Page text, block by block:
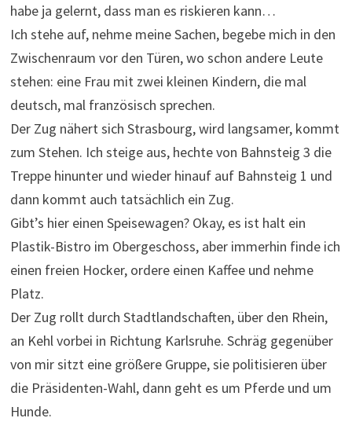
habe ja gelernt, dass man es riskieren kann…
Ich stehe auf, nehme meine Sachen, begebe mich in den
Zwischenraum vor den Türen, wo schon andere Leute
stehen: eine Frau mit zwei kleinen Kindern, die mal
deutsch, mal französisch sprechen.
Der Zug nähert sich Strasbourg, wird langsamer, kommt
zum Stehen. Ich steige aus, hechte von Bahnsteig 3 die
Treppe hinunter und wieder hinauf auf Bahnsteig 1 und
dann kommt auch tatsächlich ein Zug.
Gibt’s hier einen Speisewagen? Okay, es ist halt ein
Plastik-Bistro im Obergeschoss, aber immerhin finde ich
einen freien Hocker, ordere einen Kaffee und nehme
Platz.
Der Zug rollt durch Stadtlandschaften, über den Rhein,
an Kehl vorbei in Richtung Karlsruhe. Schräg gegenüber
von mir sitzt eine größere Gruppe, sie politisieren über
die Präsidenten-Wahl, dann geht es um Pferde und um
Hunde.